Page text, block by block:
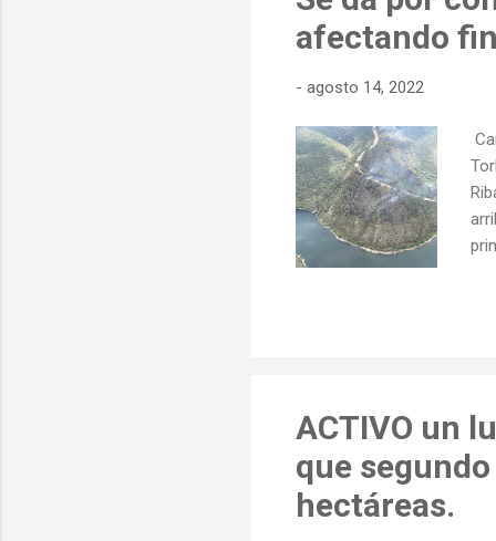
afectando
- agosto 14, 2022
ACTIVO un
que
hectáreas.